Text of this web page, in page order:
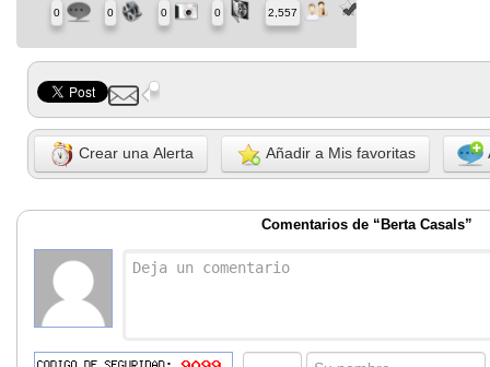
0 0 0 0 2,557
Crear una Alerta Añadir a Mis favoritas
Comentarios de “Berta Casals”